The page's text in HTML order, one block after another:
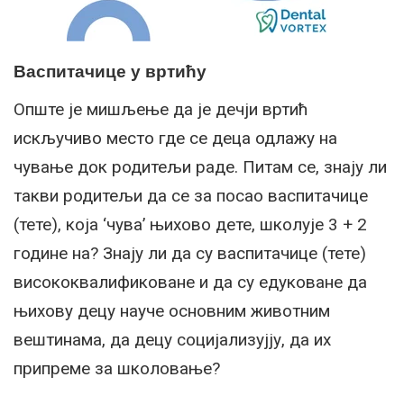
Васпитачице у вртићу
Опште је мишљење да је дечји вртић
искључиво место где се деца одлажу на
чување док родитељи раде. Питам се, знају ли
такви родитељи да се за посао васпитачице
(тете), која ‘чува’ њихово дете, школује 3 + 2
године на? Знају ли да су васпитачице (тете)
висококвалификоване и да су едуковане да
њихову децу науче основним животним
вештинама, да децу социјализујју, да их
припреме за школовање?